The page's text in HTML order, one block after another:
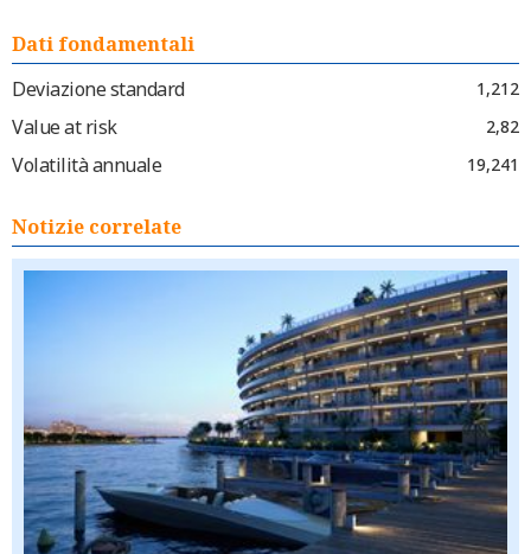
Dati fondamentali
Deviazione standard
1,212
Value at risk 2,82
Volatilità annuale 19,241
Notizie correlate